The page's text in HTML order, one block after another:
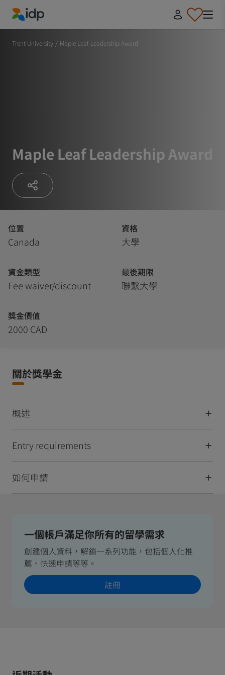
IDP Education
Trent University / Maple Leaf Leadership Award
Maple Leaf Leadership Award
位置
Canada
資格
大學
資金類型
Fee waiver/discount
最後期限
聯繫大學
獎金價值
2000 CAD
關於獎學金
概述
Entry requirements
如何申請
一個帳戶滿足你所有的留學需求
創建個人資料，解鎖一系列功能，包括個人化推
薦、快速申請等等。
註冊